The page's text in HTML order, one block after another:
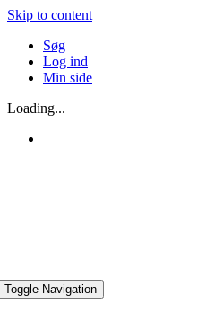
Skip to content
Søg
Log ind
Min side
Loading...
Toggle Navigation